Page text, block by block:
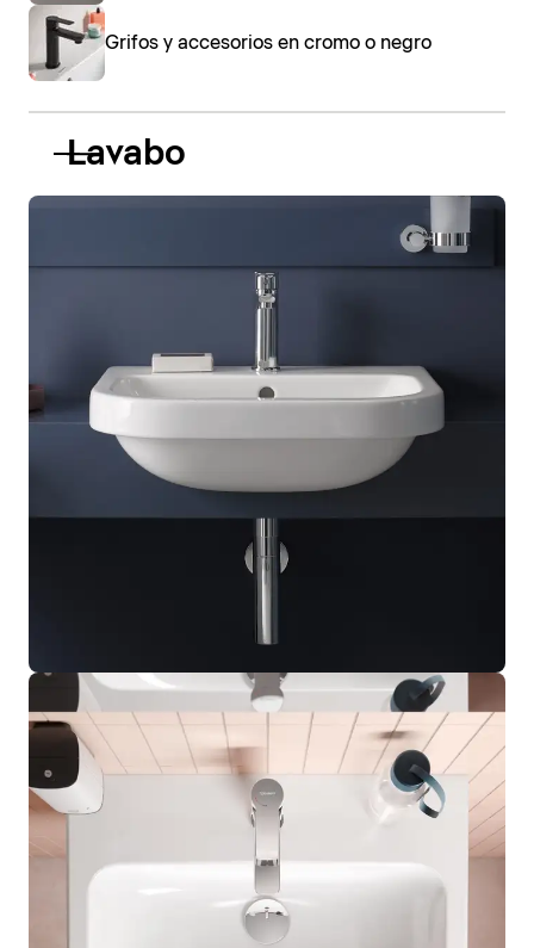
Grifos y accesorios en cromo o negro
Lavabo